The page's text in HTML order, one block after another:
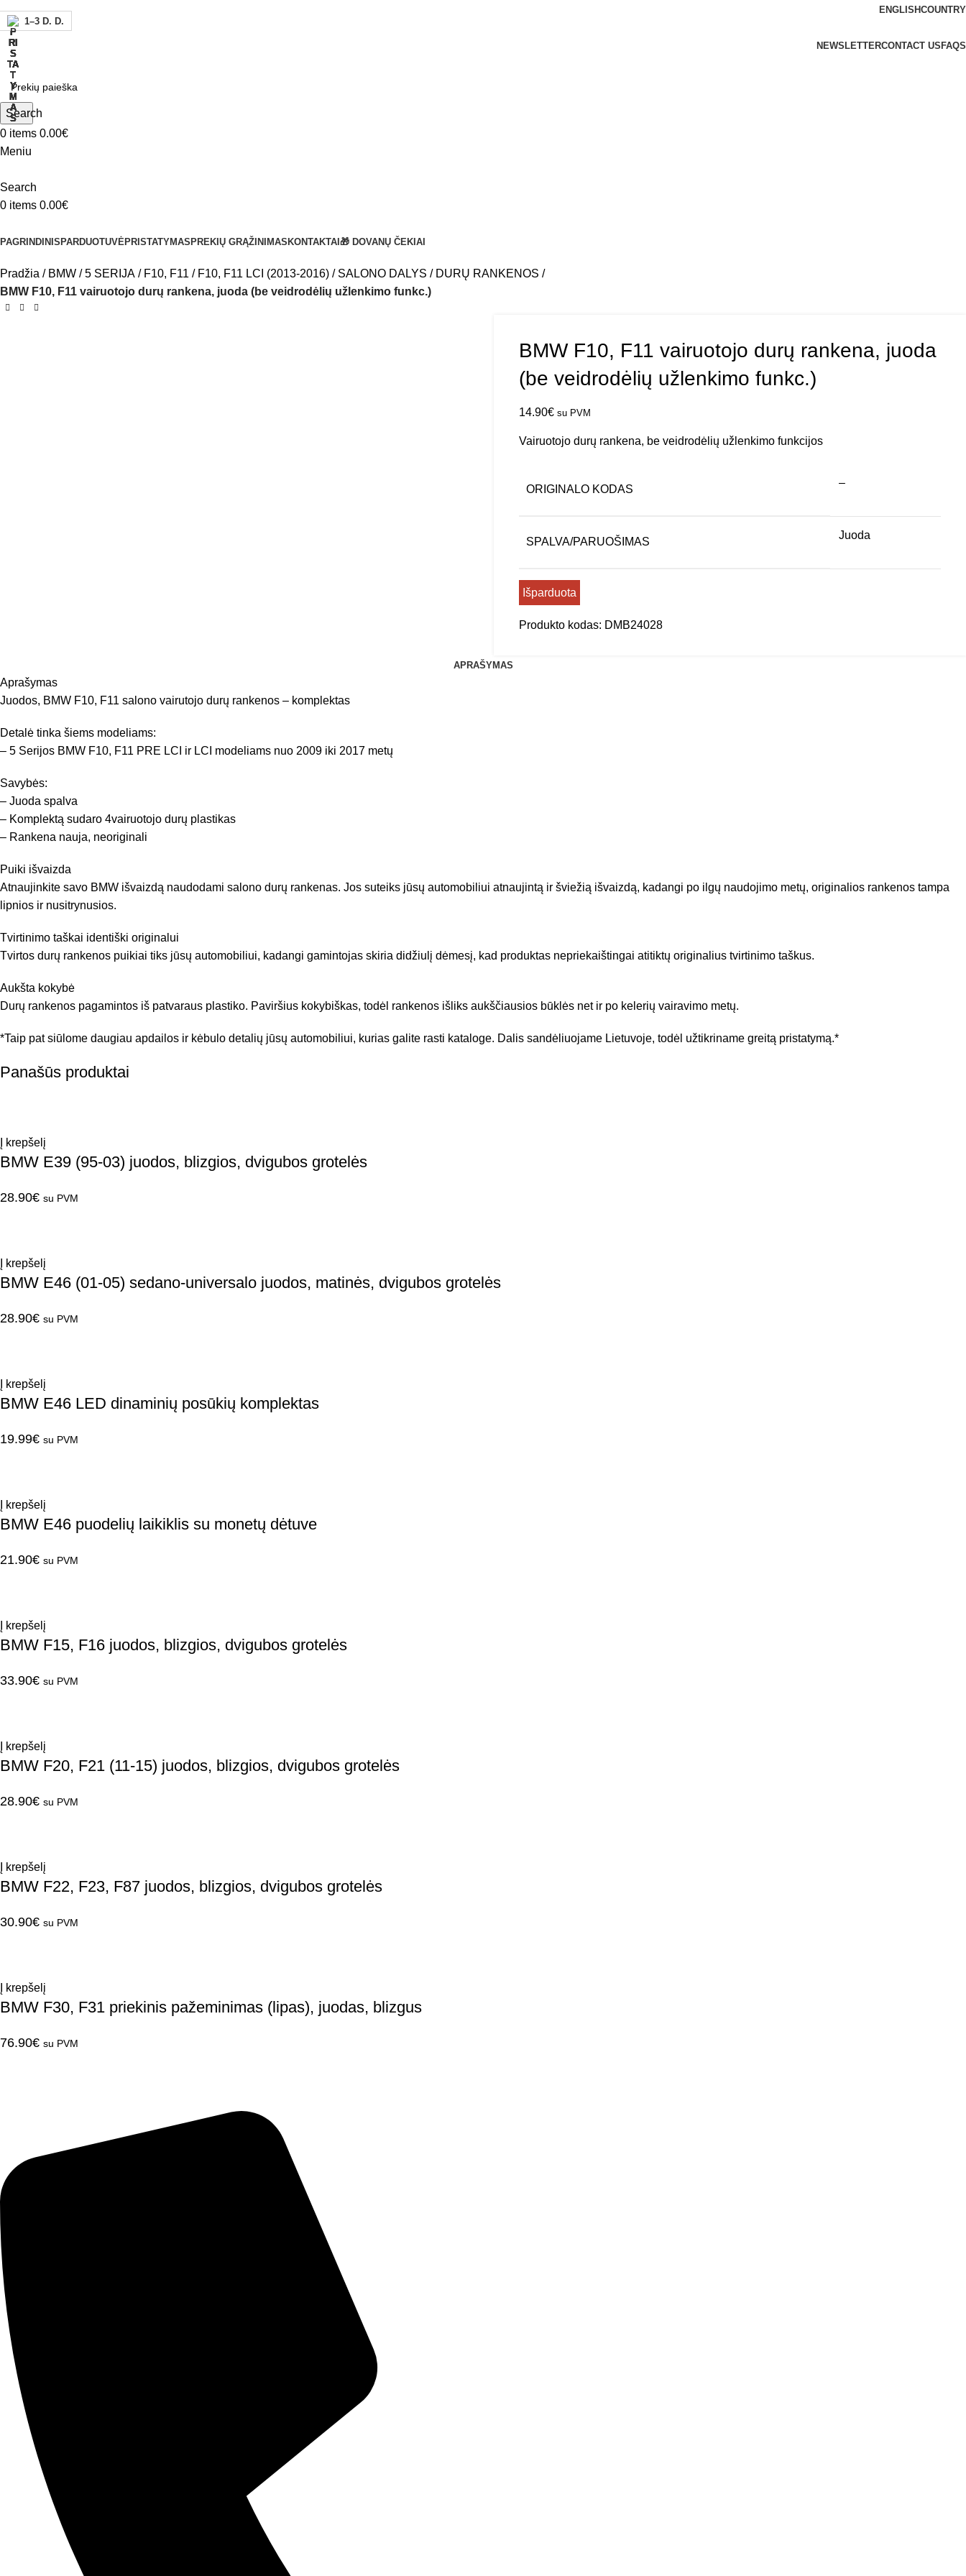
ENGLISHCOUNTRY
ADD ANYTHING HERE OR JUST REMOVE IT…
NEWSLETTERCONTACT US FAQS
Search
0 items 0.00€
Meniu
Search
0 items 0.00€
PAGRINDINIS PARDUOTUVĖPRISTATYMAS PREKIŲ GRĄŽINIMAS KONTAKTAI 🎁 DOVANŲ ČEKIAI
Pradžia BMW 5 SERIJA F10, F11 F10, F11 LCI (2013-2016) SALONO DALYS
DURŲ RANKENOS
BMW F10, F11 vairuotojo durų rankena, juoda (be veidrodėlių užlenkimo funkc.)
BMW F10, F11 vairuotojo durų rankena, juoda
(be veidrodėlių užlenkimo funkc.)
14.90€ su PVM
Vairuotojo durų rankena, be veidrodėlių užlenkimo funkcijos
ORIGINALO KODAS
–
SPALVA/PARUOŠIMAS
Juoda
Išparduota
Produkto kodas: DMB24028
APRAŠYMAS
Aprašymas
Juodos, BMW F10, F11 salono vairutojo durų rankenos – komplektas
Detalė tinka šiems modeliams:
– 5 Serijos BMW F10, F11 PRE LCI ir LCI modeliams nuo 2009 iki 2017 metų
Savybės:
– Juoda spalva
– Komplektą sudaro 4vairuotojo durų plastikas
– Rankena nauja, neoriginali
Puiki išvaizda
Atnaujinkite savo BMW išvaizdą naudodami salono durų rankenas. Jos suteiks jūsų automobiliui atnaujintą ir šviežią išvaizdą, kadangi po ilgų naudojimo metų, originalios rankenos tampa
lipnios ir nusitrynusios.
Tvirtinimo taškai identiški originalui
Tvirtos durų rankenos puikiai tiks jūsų automobiliui, kadangi gamintojas skiria didžiulį dėmesį, kad produktas nepriekaištingai atitiktų originalius tvirtinimo taškus.
Aukšta kokybė
Durų rankenos pagamintos iš patvaraus plastiko. Paviršius kokybiškas, todėl rankenos išliks aukščiausios būklės net ir po kelerių vairavimo metų.
*Taip pat siūlome daugiau apdailos ir kėbulo detalių jūsų automobiliui, kurias galite rasti kataloge. Dalis sandėliuojame Lietuvoje, todėl užtikriname greitą pristatymą.*
Panašūs produktai
1–3 D. D.
Į krepšelį
BMW E39 (95-03) juodos, blizgios, dvigubos grotelės
28.90€ su PVM
1–3 D. D.
Į krepšelį
BMW E46 (01-05) sedano-universalo juodos, matinės, dvigubos grotelės
28.90€ su PVM
1–3 D. D.
Į krepšelį
BMW E46 LED dinaminių posūkių komplektas
19.99€ su PVM
1–3 D. D.
Į krepšelį
BMW E46 puodelių laikiklis su monetų dėtuve
21.90€ su PVM
1–3 D. D.
Į krepšelį
BMW F15, F16 juodos, blizgios, dvigubos grotelės
33.90€ su PVM
1–3 D. D.
Į krepšelį
BMW F20, F21 (11-15) juodos, blizgios, dvigubos grotelės
28.90€ su PVM
1–3 D. D.
Į krepšelį
BMW F22, F23, F87 juodos, blizgios, dvigubos grotelės
30.90€ su PVM
1–3 D. D.
Į krepšelį
BMW F30, F31 priekinis pažeminimas (lipas), juodas, blizgus
76.90€ su PVM